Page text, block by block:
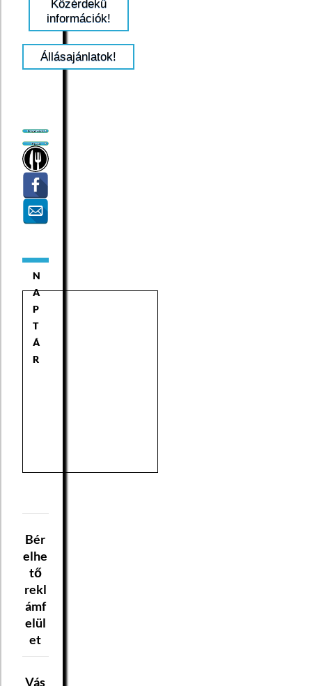
Közérdekű
információk!
Állásajánlatok!
N
A
P
T
Á
R
Bér
elhe
tő
rekl
ámf
elül
et
Vás